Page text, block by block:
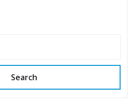
Search